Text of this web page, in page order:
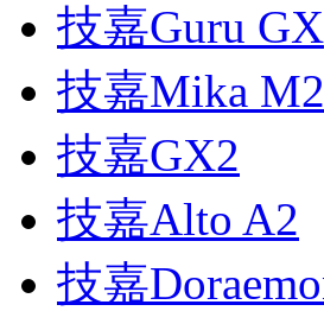
技嘉Guru GX
技嘉Mika M2
技嘉GX2
技嘉Alto A2
技嘉